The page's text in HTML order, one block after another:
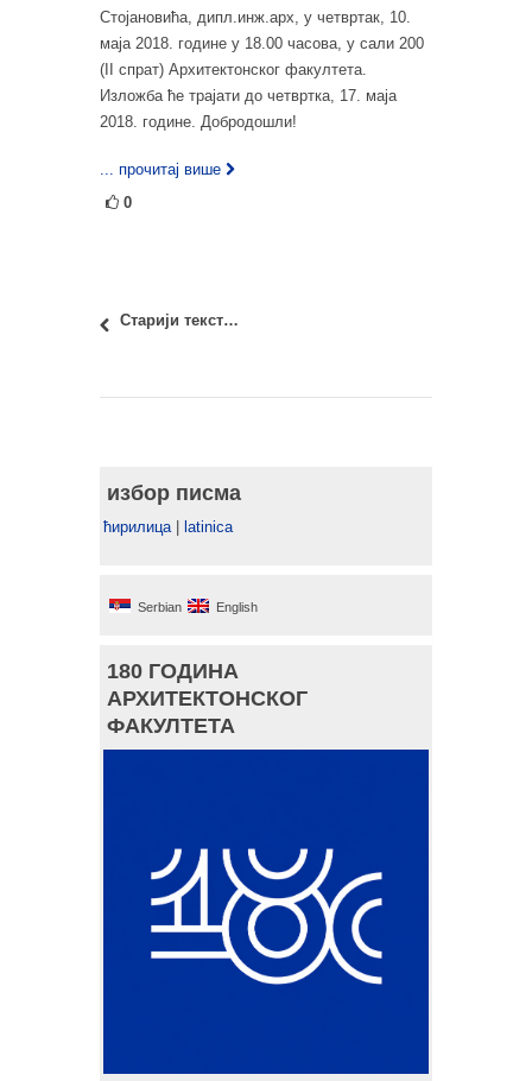
Стојановића, дипл.инж.арх, у четвртак, 10.
маја 2018. године у 18.00 часова, у сали 200
(II спрат) Архитектонског факултета.
Изложба ће трајати до четвртка, 17. маја
2018. године. Добродошли!
... прочитај више
0
Старији текстови
избор писма
ћирилица latinica
Serbian English
180 ГОДИНА
АРХИТЕКТОНСКОГ
ФАКУЛТЕТА